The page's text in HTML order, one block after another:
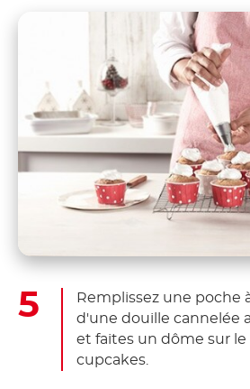
Remplissez une poche
d'une douille cannelée
et faites un dôme sur le
cupcakes.